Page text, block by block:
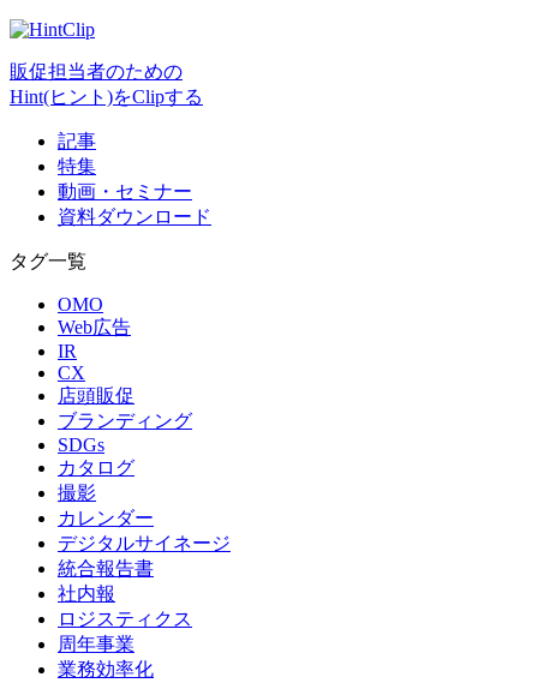
販促担当者のための
Hint(ヒント)をClipする
記事
特集
動画・セミナー
資料ダウンロード
タグ一覧
OMO
Web広告
IR
CX
店頭販促
ブランディング
SDGs
カタログ
撮影
カレンダー
デジタルサイネージ
統合報告書
社内報
ロジスティクス
周年事業
業務効率化